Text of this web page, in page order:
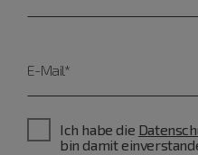
E-Mail*
Ich habe die
bin damit